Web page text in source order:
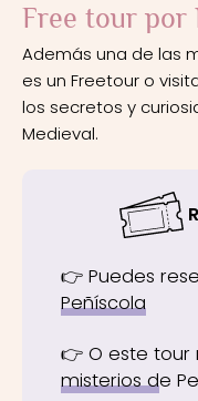
Free tour por
Además una de las
es un Freetour o
los secretos y
Medieval.
👉 Puedes
Peñíscola
👉 O este tour
misterios de